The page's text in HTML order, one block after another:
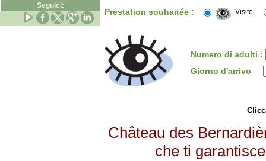
Seguici:
Prestation souhaitée : Visite
Numero di adulti :
Giorno d'arrivo
Château des
che ti